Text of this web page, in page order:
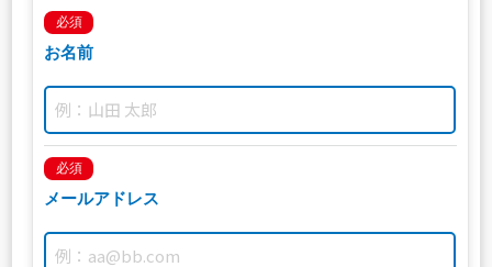
必須
お名前
必須
メールアドレス